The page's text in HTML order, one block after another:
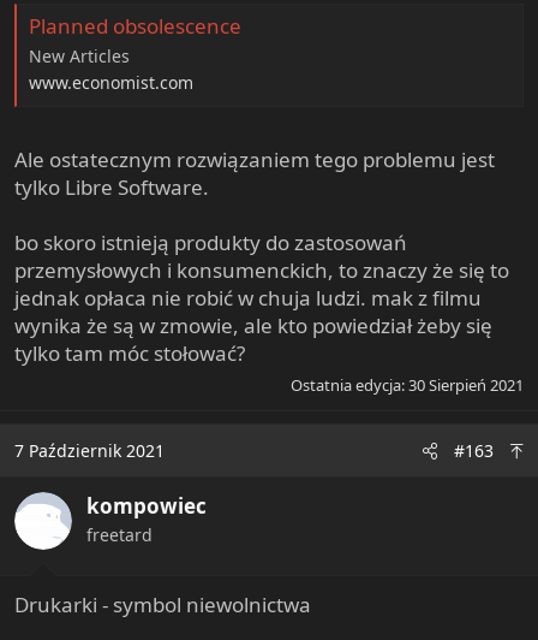
Planned obsolescence
New Articles
www.economist.com
Ale ostatecznym rozwiązaniem tego problemu jest
tylko Libre Software.
bo skoro istnieją produkty do zastosowań
przemysłowych i konsumenckich, to znaczy że się to
jednak opłaca nie robić w chuja ludzi. mak z filmu
wynika że są w zmowie, ale kto powiedział żeby się
tylko tam móc stołować?
Ostatnia edycja:30 Sierpień 2021
7 Październik 2021 #163
kompowiec
freetard
Drukarki - symbol niewolnictwa